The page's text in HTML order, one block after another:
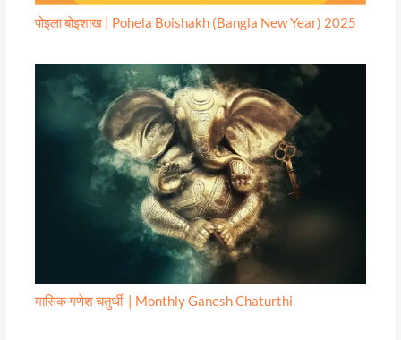
पोइला बोइशाख | Pohela Boishakh (Bangla New Year) 2025
मासिक गणेश चतुर्थी | Monthly Ganesh Chaturthi